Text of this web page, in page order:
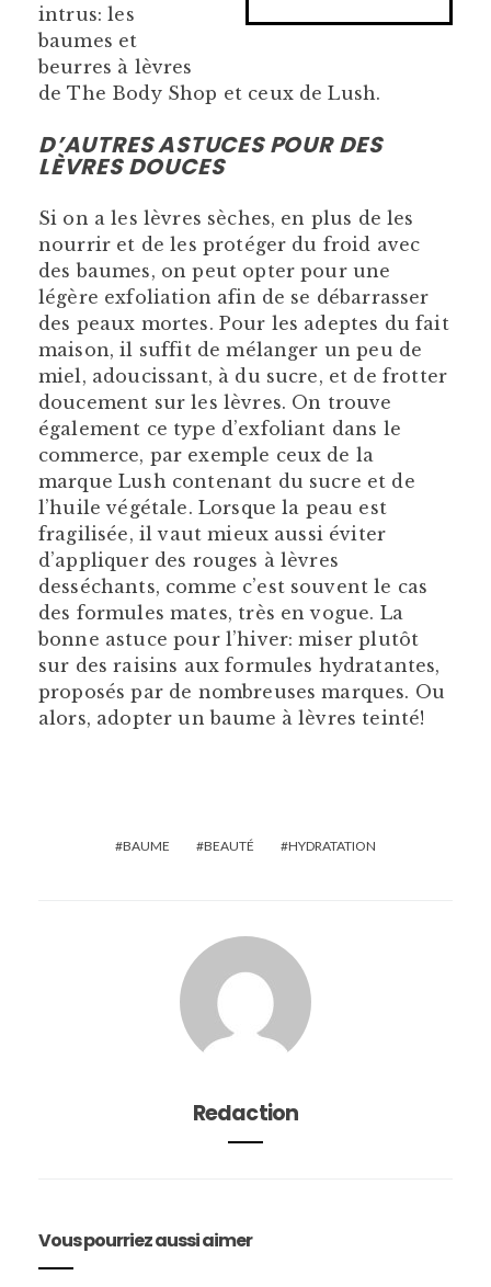
intrus: les
baumes et
beurres à lèvres
de The Body Shop et ceux de Lush.
D’AUTRES ASTUCES POUR DES
LÈVRES DOUCES
Si on a les lèvres sèches, en plus de les
nourrir et de les protéger du froid avec
des baumes, on peut opter pour une
légère exfoliation afin de se débarrasser
des peaux mortes. Pour les adeptes du fait
maison, il suffit de mélanger un peu de
miel, adoucissant, à du sucre, et de frotter
doucement sur les lèvres. On trouve
également ce type d’exfoliant dans le
commerce, par exemple ceux de la
marque Lush contenant du sucre et de
l’huile végétale. Lorsque la peau est
fragilisée, il vaut mieux aussi éviter
d’appliquer des rouges à lèvres
desséchants, comme c’est souvent le cas
des formules mates, très en vogue. La
bonne astuce pour l’hiver: miser plutôt
sur des raisins aux formules hydratantes,
proposés par de nombreuses marques. Ou
alors, adopter un baume à lèvres teinté!
BAUME BEAUTÉ HYDRATATION
Redaction
Vous pourriez aussi aimer